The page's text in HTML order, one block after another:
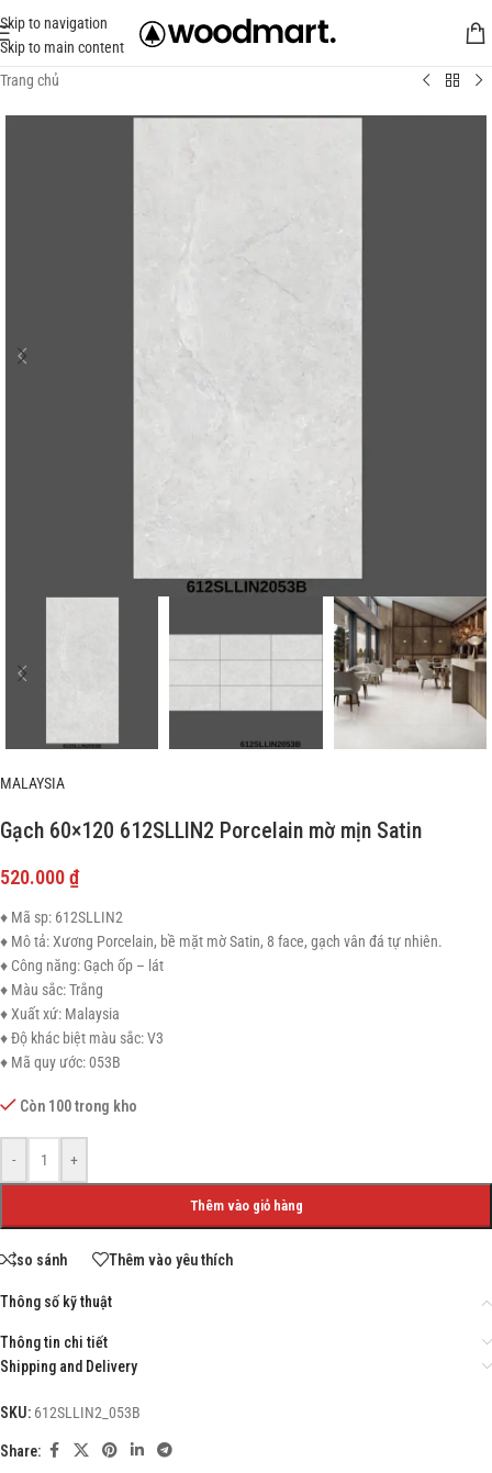
Skip to navigation
Skip to main content
Trang chủ
MALAYSIA
Gạch 60×120 612SLLIN2 Porcelain mờ mịn Satin
520.000₫
♦ Mã sp: 612SLLIN2
♦ Mô tả: Xương Porcelain, bề mặt mờ Satin, 8 face, gạch vân đá tự nhiên.
♦ Công năng: Gạch ốp – lát
♦ Màu sắc: Trắng
♦ Xuất xứ: Malaysia
♦ Độ khác biệt màu sắc: V3
♦ Mã quy ước: 053B
Còn 100 trong kho
- +
Thêm vào giỏ hàng
so sánh Thêm vào yêu thích
Thông số kỹ thuật
Thông tin chi tiết
Shipping and Delivery
SKU: 612SLLIN2_053B
Share: